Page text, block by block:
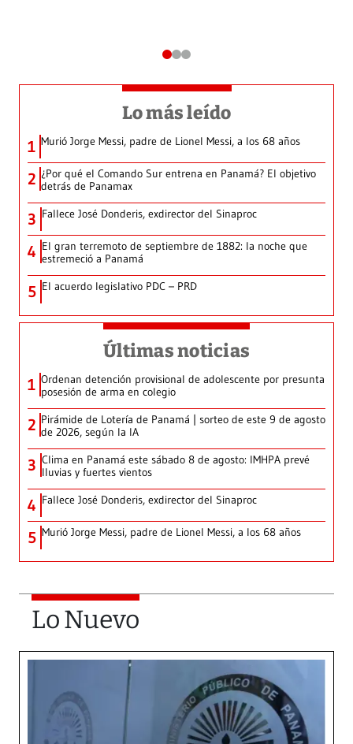
Lo más leído
1 Murió Jorge Messi, padre de Lionel Messi, a los 68 años
2 ¿Por qué el Comando Sur entrena en Panamá? El objetivo
detrás de Panamax
3 Fallece José Donderis, exdirector del Sinaproc
4 El gran terremoto de septiembre de 1882: la noche que
estremeció a Panamá
5 El acuerdo legislativo PDC – PRD
Últimas noticias
1 Ordenan detención provisional de adolescente por presunta
posesión de arma en colegio
2 Pirámide de Lotería de Panamá | sorteo de este 9 de agosto
de 2026, según la IA
3 Clima en Panamá este sábado 8 de agosto: IMHPA prevé
lluvias y fuertes vientos
4 Fallece José Donderis, exdirector del Sinaproc
5 Murió Jorge Messi, padre de Lionel Messi, a los 68 años
Lo Nuevo